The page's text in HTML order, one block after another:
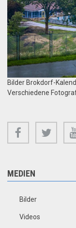
Bilder Brokdorf-
Verschiedene
facebook twitter
MEDIEN
Bilder
Videos